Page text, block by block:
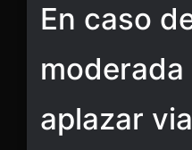
En caso
aplazar